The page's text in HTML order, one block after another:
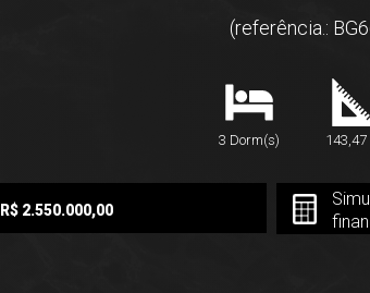
(referência.:
3 Dorm(s) 143,47
R$ 2.550.000,00